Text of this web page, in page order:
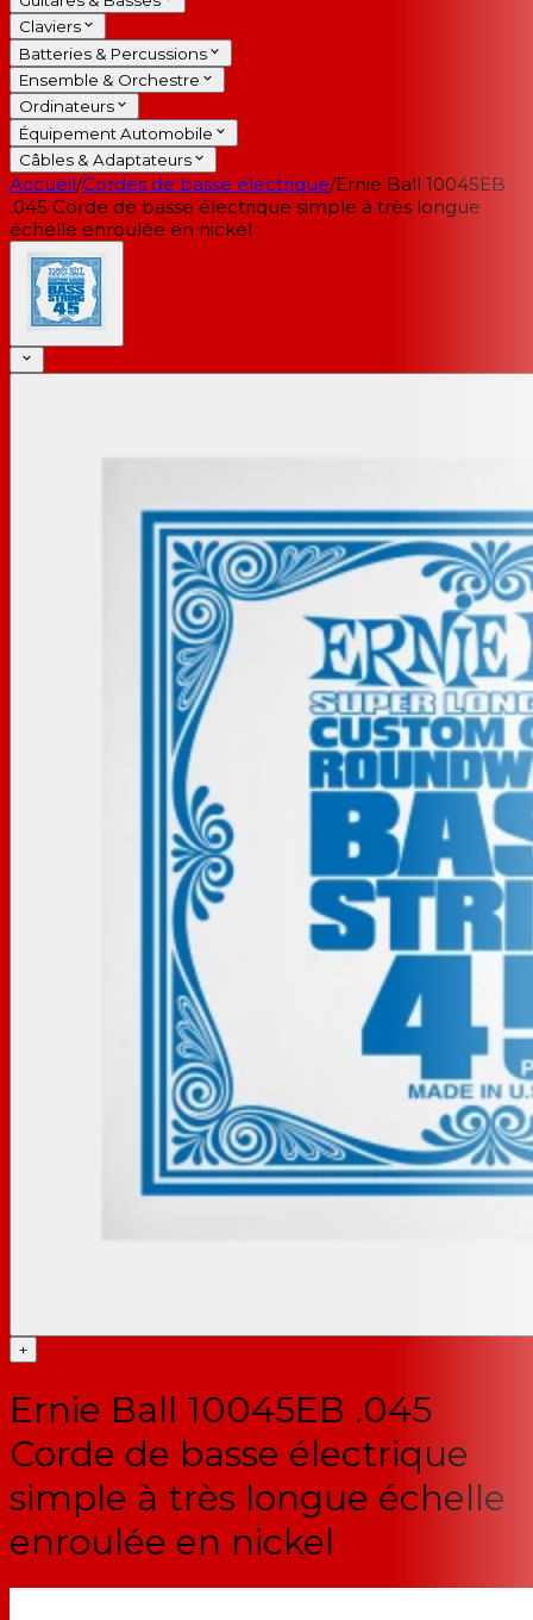
Claviers
Batteries & Percussions
Ensemble & Orchestre
Ordinateurs
Équipement Automobile
Câbles & Adaptateurs
Accueil/Cordes de basse électrique/Ernie Ball 10045EB
.045 Corde de basse électrique simple à très longue
échelle enroulée en nickel
+
Ernie Ball 10045EB .045
Corde de basse électrique
simple à très longue échelle
enroulée en nickel